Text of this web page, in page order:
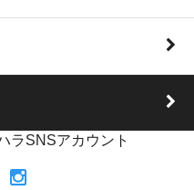
SNSアカウント